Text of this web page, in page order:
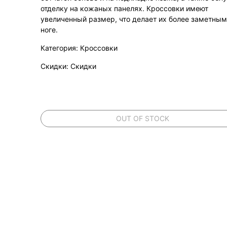
OUT OF STOCK
отделку на кожаных панелях. Кроссовки имеют
увеличенный размер, что делает их более
ноге.
Категория: Кроссовки
Скидки: Скидки